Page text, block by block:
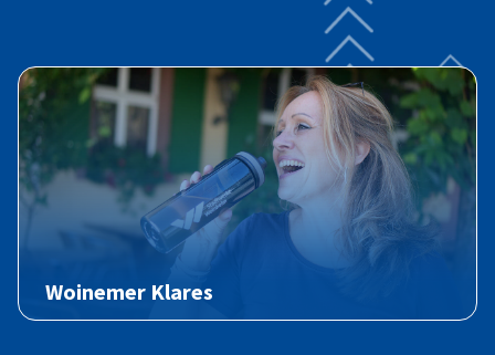
Woinemer Klares